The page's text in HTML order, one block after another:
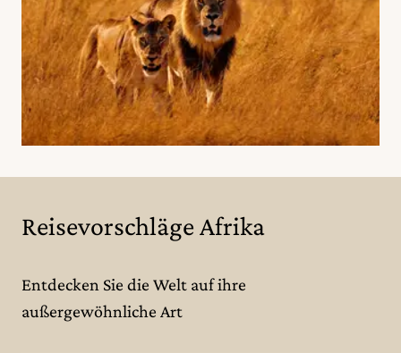
Reisevorschläge Afrika
Entdecken Sie die Welt auf ihre
außergewöhnliche Art